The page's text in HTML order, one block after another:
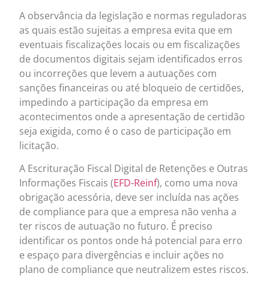
A observância da legislação e normas reguladoras
as quais estão sujeitas a empresa evita que em
eventuais fiscalizações locais ou em fiscalizações
de documentos digitais sejam identificados erros
ou incorreções que levem a autuações com
sanções financeiras ou até bloqueio de certidões,
impedindo a participação da empresa em
acontecimentos onde a apresentação de certidão
seja exigida, como é o caso de participação em
licitação.
A Escrituração Fiscal Digital de Retenções e Outras
Informações Fiscais (EFD-Reinf), como uma nova
obrigação acessória, deve ser incluída nas ações
de compliance para que a empresa não venha a
ter riscos de autuação no futuro. É preciso
identificar os pontos onde há potencial para erro
e espaço para divergências e incluir ações no
plano de compliance que neutralizem estes riscos.